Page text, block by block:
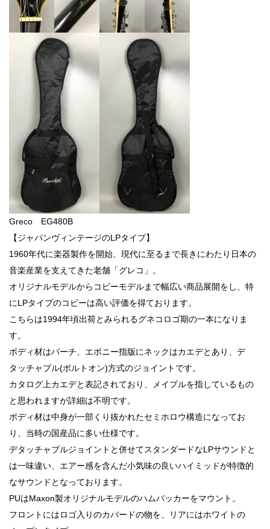
Greco EG480B
【ジャパンヴィンテージのLPタイプ】
1960年代に楽器製作を開始、現代に至るまで長きにわたり日本の
音楽産業を支えてきた老舗「グレコ」。
オリジナルモデルからコピーモデルまで幅広い商品展開をし、特
にLPタイプのコピーは高い評価を得ております。
こちらは1994年頃出荷とみられるグネコロゴ期の一本になりま
す。
ボディ材はバーチ、エボニー指版にネックはカエデとあり、デ
タッチャブル(ボルトオン)方式のジョイントです。
カタログ上カエデと表記されており、メイプルを指しているもの
と思われますが詳細は不明です。
ボディ材は中身が一部くり抜かれたセミホロウ構造になってお
り、当時の国産品に多い仕様です。
デタッチャブルジョイントと併せてスタンダードなLPサウンドと
は一味違い、エアー感を含んだ小気味の良いハイミッドが特徴的
なサウンドとなっております。
PUはMaxon製オリジナルモデルのハムバッカーをマウント。
フロントにはロゴ入りのカバードの物を、リアにはホワイトの